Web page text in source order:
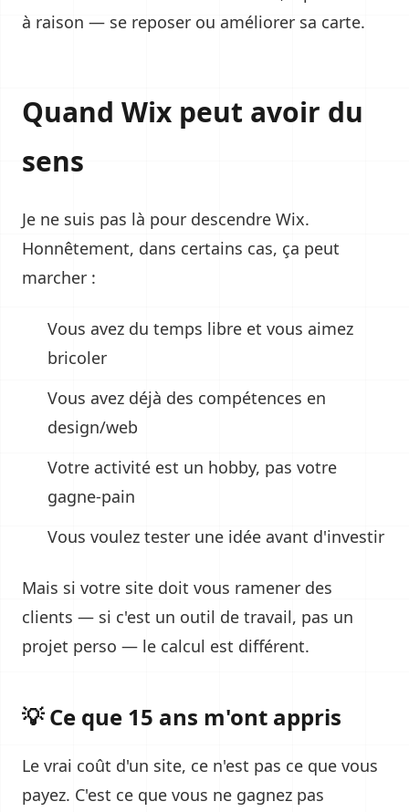
à raison — se reposer ou améliorer sa carte.
Quand Wix peut avoir du
sens
Je ne suis pas là pour descendre Wix.
Honnêtement, dans certains cas, ça peut
marcher :
Vous avez du temps libre et vous aimez
bricoler
Vous avez déjà des compétences en
design/web
Votre activité est un hobby, pas votre
gagne-pain
Vous voulez tester une idée avant d'investir
Mais si votre site doit vous ramener des
clients — si c'est un outil de travail, pas un
projet perso — le calcul est différent.
💡 Ce que 15 ans m'ont appris
Le vrai coût d'un site, ce n'est pas ce que vous
payez. C'est ce que vous ne gagnez pas